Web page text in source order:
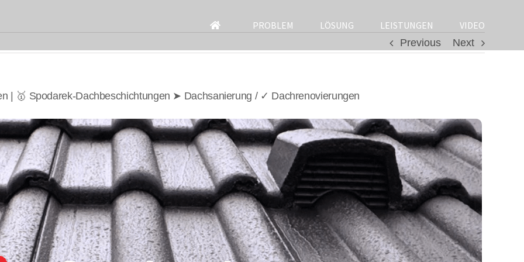
for:
PROBLEM LÖSUNG LEISTUNGEN
VIDEO
Previous
Next
| 🥇 Spodarek-Dachbeschichtungen ➤ Dachsanierung / ✓ Dachrenovierungen